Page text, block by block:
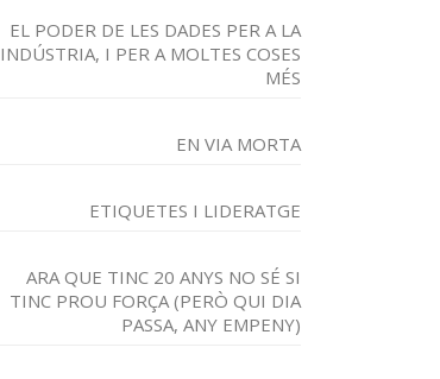
EL PODER DE LES DADES PER A LA
INDÚSTRIA, I PER A MOLTES COSES
MÉS
EN VIA MORTA
ETIQUETES I LIDERATGE
ARA QUE TINC 20 ANYS NO SÉ SI
TINC PROU FORÇA (PERÒ QUI DIA
PASSA, ANY EMPENY)